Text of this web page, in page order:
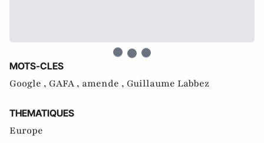
MOTS-CLES
Google , GAFA , amende , Guillaume Labbez
THEMATIQUES
Europe